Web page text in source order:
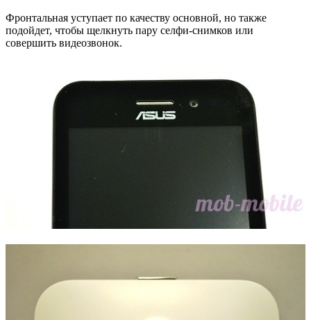
Фронтальная уступает по качеству основной, но также
подойдет, чтобы щелкнуть пару селфи-снимков или
совершить видеозвонок.